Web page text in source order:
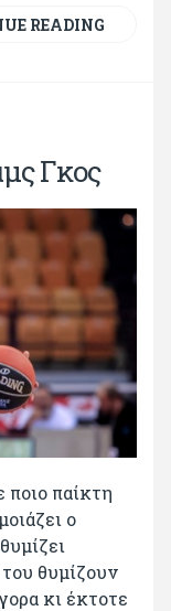
READING
Γκος
παίκτη
ο
θυμίζουν
κι έκτοτε